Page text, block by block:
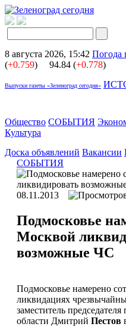
8 августа 2026, 15:42 Погода
(+0.759) 94.84 (+0.778)
Выпуски газеты «Зеленоград сегодня»
Общество СОБЫТИЯ
Культура
Доска объявлений Вакансии
СОБЫТИЯ
08.11.2013
Подмосковье
Москвой
возможные ЧС
Подмосковье намерено
ликвидациях
заместитель
области Дмитрий Пестов